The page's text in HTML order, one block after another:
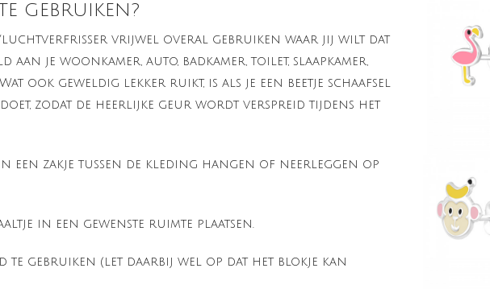
GEBRUIKEN?
luchtverfrisser vrijwel overal gebruiken waar jij wilt dat
je woonkamer, auto, badkamer, toilet, slaapkamer,
ook geweldig lekker ruikt, is als je een beetje schaafsel
zodat de heerlijke geur wordt verspreid tijdens het
een zakje tussen de kleding hangen of neerleggen op
in een gewenste ruimte plaatsen.
gebruiken (let daarbij wel op dat het blokje kan